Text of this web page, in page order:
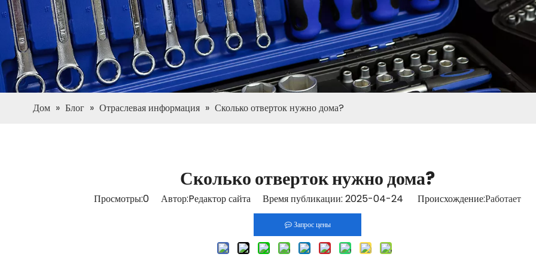
Дом » Блог » Отраслевая информация » Сколько отверток нужно дома?
Сколько отверток нужно дома?
Просмотры:0 Автор:Pедактор сайта Время публикации: 2025-04-24 Происхождение:Работает
Запрос цены